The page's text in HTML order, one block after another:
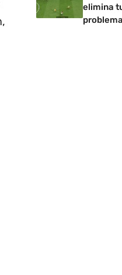
elimina
problema